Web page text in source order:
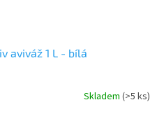
aviváž 1 L - bílá
Skladem(>5 ks)